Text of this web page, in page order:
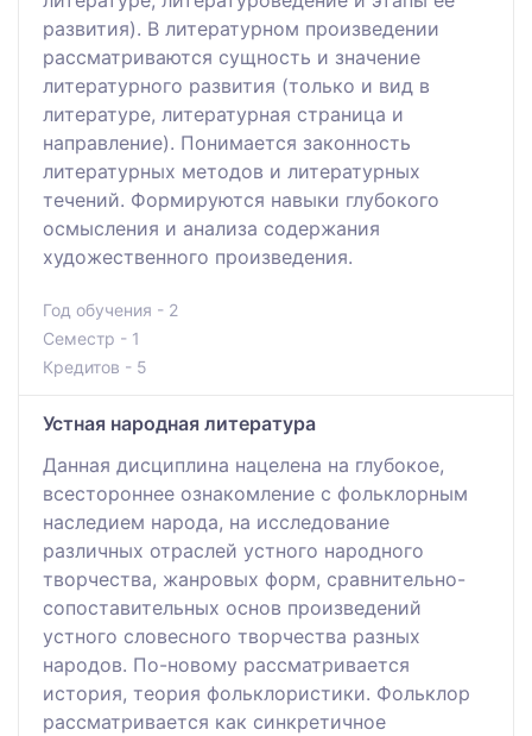
развития). В литературном произведении
рассматриваются сущность и значение
литературного развития (только и вид в
литературе, литературная страница и
направление). Понимается законность
литературных методов и литературных
течений. Формируются навыки глубокого
осмысления и анализа содержания
художественного произведения.
Год обучения - 2
Семестр - 1
Кредитов - 5
Устная народная литература
Данная дисциплина нацелена на глубокое,
всестороннее ознакомление с фольклорным
наследием народа, на исследование
различных отраслей устного народного
творчества, жанровых форм, сравнительно-
сопоставительных основ произведений
устного словесного творчества разных
народов. По-новому рассматривается
история, теория фольклористики. Фольклор
рассматривается как синкретичное